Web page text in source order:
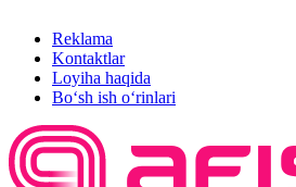
Reklama
Kontaktlar
Loyiha haqida
Bo‘sh ish o‘rinlari